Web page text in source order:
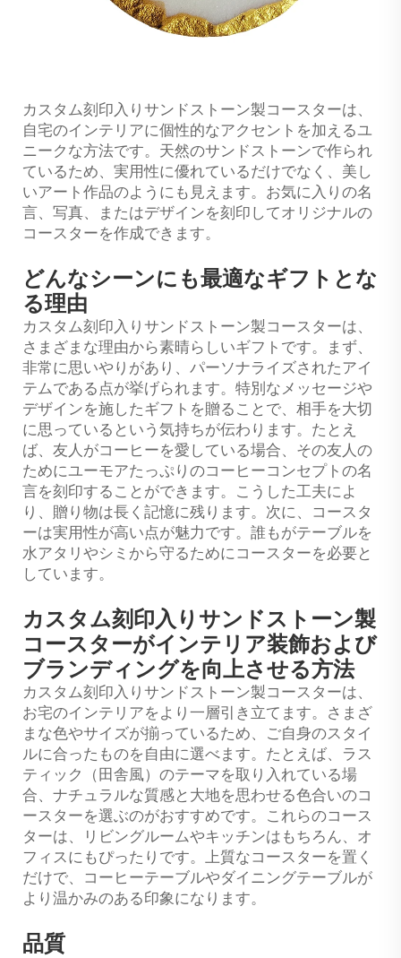
カスタム刻印入りサンドストーン製コースターは、
自宅のインテリアに個性的なアクセントを加えるユ
ニークな方法です。天然のサンドストーンで作られ
ているため、実用性に優れているだけでなく、美し
いアート作品のようにも見えます。お気に入りの名
言、写真、またはデザインを刻印してオリジナルの
コースターを作成できます。
どんなシーンにも最適なギフトとな
る理由
カスタム刻印入りサンドストーン製コースターは、
さまざまな理由から素晴らしいギフトです。まず、
非常に思いやりがあり、パーソナライズされたアイ
テムである点が挙げられます。特別なメッセージや
デザインを施したギフトを贈ることで、相手を大切
に思っているという気持ちが伝わります。たとえ
ば、友人がコーヒーを愛している場合、その友人の
ためにユーモアたっぷりのコーヒーコンセプトの名
言を刻印することができます。こうした工夫によ
り、贈り物は長く記憶に残ります。次に、コースタ
ーは実用性が高い点が魅力です。誰もがテーブルを
水アタリやシミから守るためにコースターを必要と
しています。
カスタム刻印入りサンドストーン製
コースターがインテリア装飾および
ブランディングを向上させる方法
カスタム刻印入りサンドストーン製コースターは、
お宅のインテリアをより一層引き立てます。さまざ
まな色やサイズが揃っているため、ご自身のスタイ
ルに合ったものを自由に選べます。たとえば、ラス
ティック（田舎風）のテーマを取り入れている場
合、ナチュラルな質感と大地を思わせる色合いのコ
ースターを選ぶのがおすすめです。これらのコース
ターは、リビングルームやキッチンはもちろん、オ
フィスにもぴったりです。上質なコースターを置く
だけで、コーヒーテーブルやダイニングテーブルが
より温かみのある印象になります。
品質